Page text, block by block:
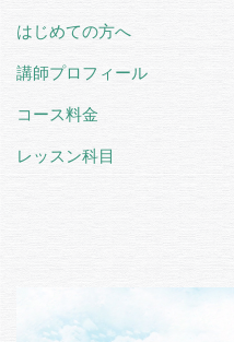
はじめての方へ
講師プロフィール
コース料金
レッスン科目